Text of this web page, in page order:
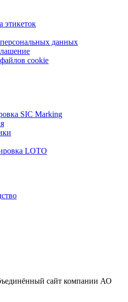
этикеток
данных
cookie
SIC Marking
LOTO
сайт компании АО